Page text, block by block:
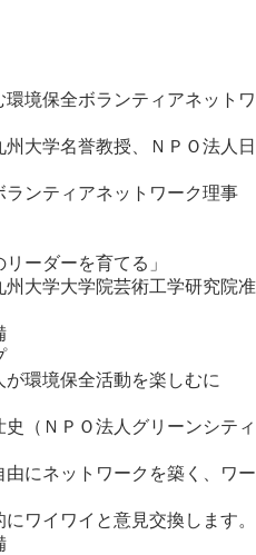
全ボランティアネットワ
誉教授、ＮＰＯ法人日
トワーク理事
ーを育てる」
学院芸術工学研究院准
保全活動を楽しむに
Ｏ法人グリーンシティ
トワークを築く、ワー
イと意見交換します。